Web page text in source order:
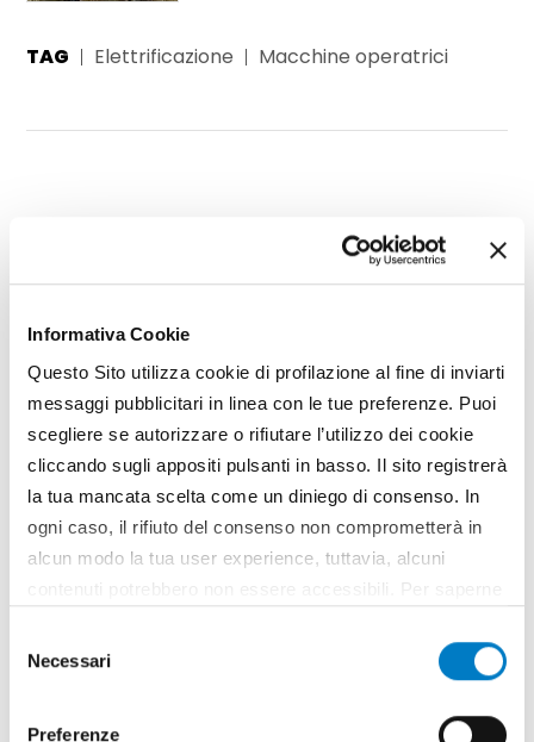
Informativa Cookie
Questo Sito utilizza cookie di profilazione al fine di inviarti
messaggi pubblicitari in linea con le tue preferenze. Puoi
scegliere se autorizzare o rifiutare l’utilizzo dei cookie
cliccando sugli appositi pulsanti in basso. Il sito registrerà
la tua mancata scelta come un diniego di consenso. In
ogni caso, il rifiuto del consenso non comprometterà in
alcun modo la tua user experience, tuttavia, alcuni
contenuti potrebbero non essere accessibili. Per saperne
all’utilizzo di tutti, o solamente di alcuni di essi, ti
delNecessari
Preferenze
TAG Elettrificazione Macchine operatrici
CONTENUTO SPONSORIZZATO
Ideal: la protezione ideale
Dal 1947 Ideal realizza sprayers di vario tipo,
sua customizzazione, al fine di soddisfare le
esigenze dei vari clienti situati in tutto il mondo.
www.idealitalia.it